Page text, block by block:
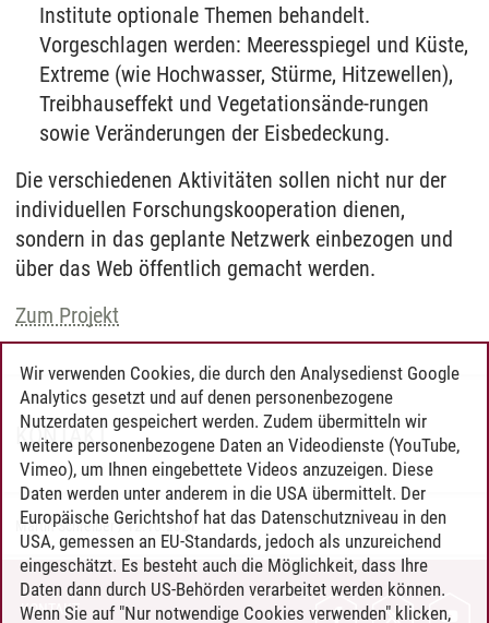
Institute optionale Themen behandelt.
Vorgeschlagen werden: Meeresspiegel und Küste,
Extreme (wie Hochwasser, Stürme, Hitzewellen),
Treibhauseffekt und Vegetationsände-rungen
sowie Veränderungen der Eisbedeckung.
Die verschiedenen Aktivitäten sollen nicht nur der
individuellen Forschungskooperation dienen,
sondern in das geplante Netzwerk einbezogen und
über das Web öffentlich gemacht werden.
Zum Projekt
KONTAKT
Martin Schreiber /12.10.2021
KONTAKT
Wir verwenden Cookies, die durch den Analysedienst Google
Analytics gesetzt und auf denen personenbezogene
Nutzerdaten gespeichert werden. Zudem übermitteln wir
weitere personenbezogene Daten an Videodienste (YouTube,
Vimeo), um Ihnen eingebettete Videos anzuzeigen. Diese
Daten werden unter anderem in die USA übermittelt. Der
Europäische Gerichtshof hat das Datenschutzniveau in den
USA, gemessen an EU-Standards, jedoch als unzureichend
eingeschätzt. Es besteht auch die Möglichkeit, dass Ihre
Daten dann durch US-Behörden verarbeitet werden können.
Wenn Sie auf "Nur notwendige Cookies verwenden" klicken,